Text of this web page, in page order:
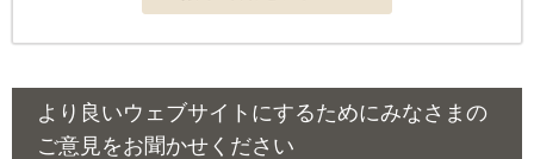
より良いウェブサイトにするためにみなさまの
ご意見をお聞かせください